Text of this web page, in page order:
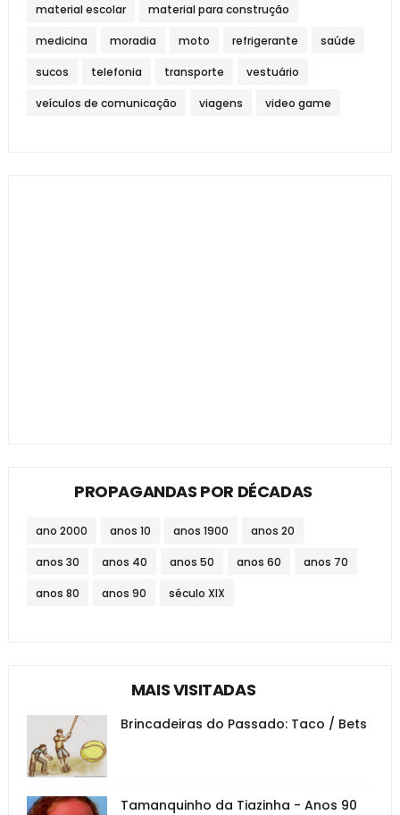
material escolar material para construção
medicina moradia moto refrigerante saúde
sucos telefonia transporte vestuário
veículos de comunicação viagens video game
PROPAGANDAS POR DÉCADAS
ano 2000 anos 10 anos 1900 anos 20
anos 30 anos 40 anos 50 anos 60 anos 70
anos 80 anos 90 século XIX
MAIS VISITADAS
Brincadeiras do Passado: Taco / Bets
Tamanquinho da Tiazinha - Anos 90